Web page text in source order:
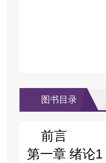
图书目录
前言
第一章 绪论1